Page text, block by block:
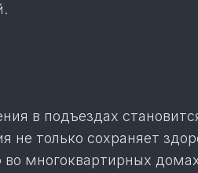
в подъездах
не только сохраняет
многоквартирных